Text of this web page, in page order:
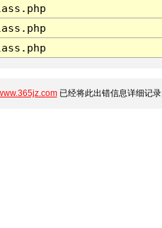
已经将此出错信息详细记